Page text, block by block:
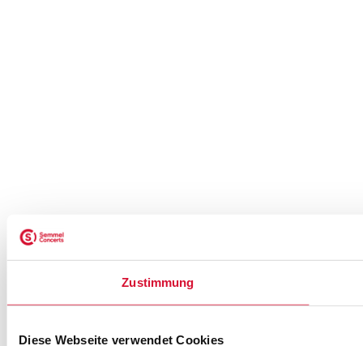
Zustimmung
Diese Webseite verwendet Cookies